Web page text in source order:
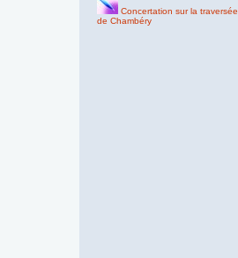
Concertation sur la traversée
de Chambéry